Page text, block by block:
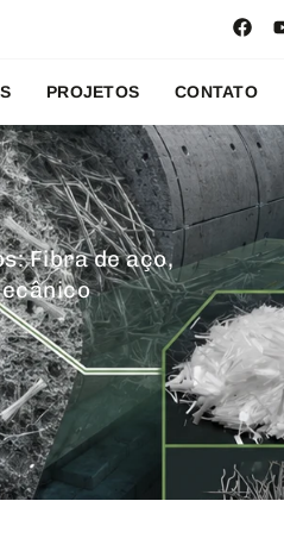
PROJETOS CONTATO
Fibra de aço,